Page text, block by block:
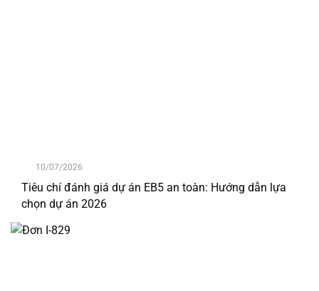
10/07/2026
Tiêu chí đánh giá dự án EB5 an toàn: Hướng dẫn lựa
chọn dự án 2026